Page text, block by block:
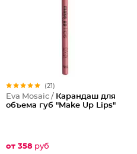
(21)
Eva Mosaic / Карандаш для
объема губ "Make Up Lips"
от 358 руб